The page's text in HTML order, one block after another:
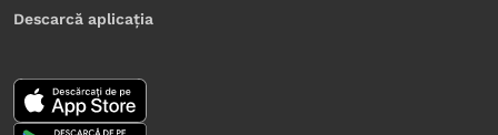
Descarcă aplicația